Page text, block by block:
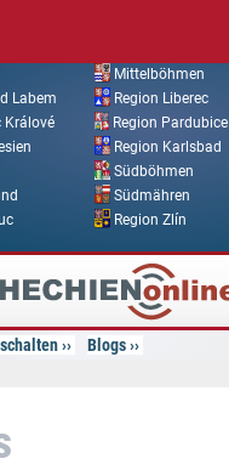
Mittelböhmen
Labem
Region Liberec
Králové
Region Pardubice
Region Karlsbad
Südböhmen
Südmähren
Region Zlín
Blogs